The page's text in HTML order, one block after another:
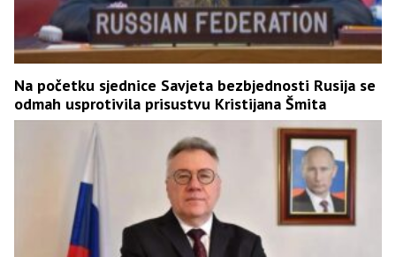
Na početku sjednice Savjeta bezbjednosti Rusija se
odmah usprotivila prisustvu Kristijana Šmita